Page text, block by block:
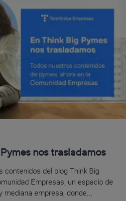
nos trasladamos
contenidos del blog Think Big
Empresas, un espacio de
mediana empresa, donde...